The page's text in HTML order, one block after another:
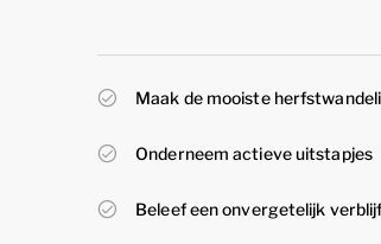
Maak de mooiste
Onderneem actieve uitstapjes
Beleef een onvergetelijk